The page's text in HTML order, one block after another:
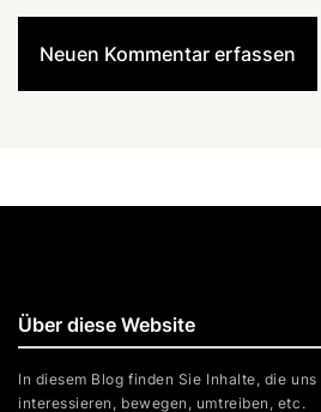
Neuen Kommentar erfassen
Über diese Website
In diesem Blog finden Sie Inhalte, die
interessieren, bewegen, umtreiben, etc.